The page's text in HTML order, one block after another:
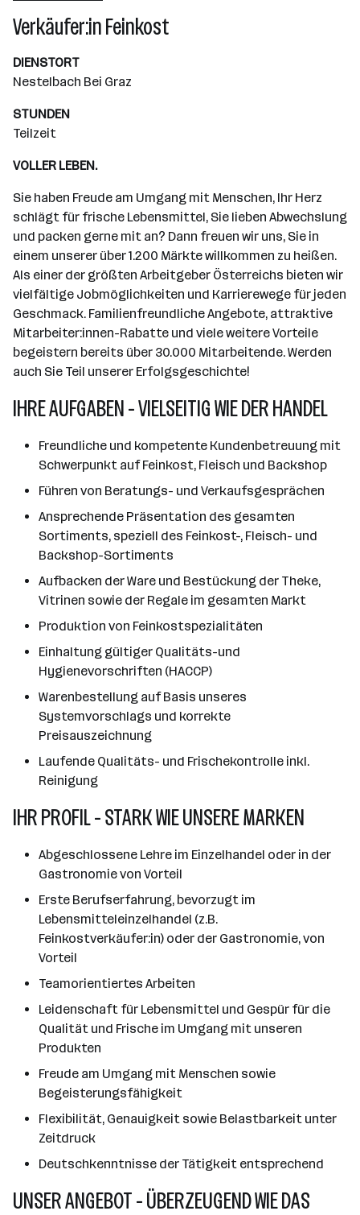
Wiener Neudorf
Verkäufer:in Feinkost
DIENSTORT
Nestelbach Bei Graz
STUNDEN
Teilzeit
VOLLER LEBEN.
Sie haben Freude am Umgang mit Menschen, Ihr Herz
schlägt für frische Lebensmittel, Sie lieben Abwechslung
und packen gerne mit an? Dann freuen wir uns, Sie in
einem unserer über 1.200 Märkte willkommen zu heißen.
Als einer der größten Arbeitgeber Österreichs bieten wir
vielfältige Jobmöglichkeiten und Karrierewege für jeden
Geschmack. Familienfreundliche Angebote, attraktive
Mitarbeiter:innen-Rabatte und viele weitere Vorteile
begeistern bereits über 30.000 Mitarbeitende. Werden
auch Sie Teil unserer Erfolgsgeschichte!
IHRE AUFGABEN - VIELSEITIG WIE DER HANDEL
Freundliche und kompetente Kundenbetreuung mit
Schwerpunkt auf Feinkost, Fleisch und Backshop
Führen von Beratungs- und Verkaufsgesprächen
Ansprechende Präsentation des gesamten
Sortiments, speziell des Feinkost-, Fleisch- und
Backshop-Sortiments
Aufbacken der Ware und Bestückung der Theke,
Vitrinen sowie der Regale im gesamten Markt
Produktion von Feinkostspezialitäten
Einhaltung gültiger Qualitäts-und
Hygienevorschriften (HACCP)
Warenbestellung auf Basis unseres
Systemvorschlags und korrekte
Preisauszeichnung
Laufende Qualitäts- und Frischekontrolle inkl.
Reinigung
IHR PROFIL - STARK WIE UNSERE MARKEN
Abgeschlossene Lehre im Einzelhandel oder in der
Gastronomie von Vorteil
Erste Berufserfahrung, bevorzugt im
Lebensmitteleinzelhandel (z.B.
Feinkostverkäufer:in) oder der Gastronomie, von
Vorteil
Teamorientiertes Arbeiten
Leidenschaft für Lebensmittel und Gespür für die
Qualität und Frische im Umgang mit unseren
Produkten
Freude am Umgang mit Menschen sowie
Begeisterungsfähigkeit
Flexibilität, Genauigkeit sowie Belastbarkeit unter
Zeitdruck
Deutschkenntnisse der Tätigkeit entsprechend
UNSER ANGEBOT - ÜBERZEUGEND WIE DAS